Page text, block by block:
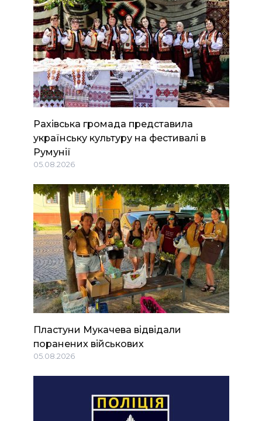
Рахівська громада представила
українську культуру на фестивалі в
Румунії
05.08.2026
Пластуни Мукачева відвідали
поранених військових
05.08.2026